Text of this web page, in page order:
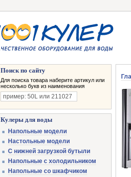
Поиск по сайту
Для поиска товара наберите артикул или
несколько букв из наименования
Кулеры для воды
Напольные модели
Настольные модели
С нижней загрузкой бутыли
Напольные с холодильником
Напольные со шкафчиком